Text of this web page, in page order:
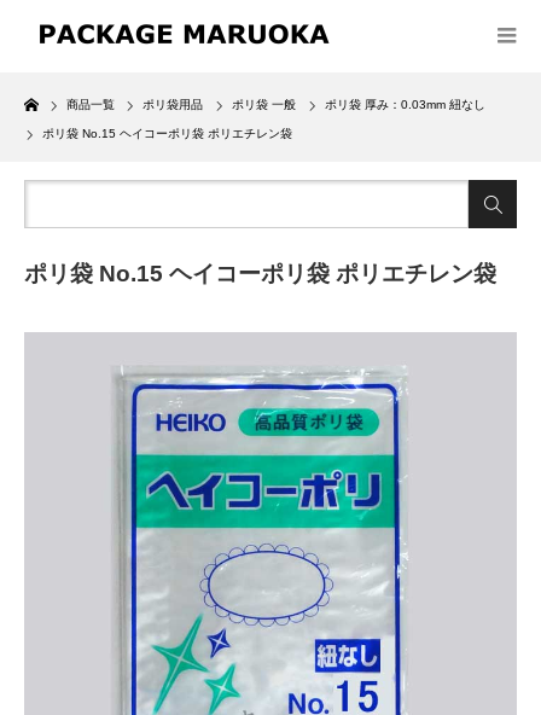
Home
商品一覧 ポリ袋用品 ポリ袋 一般 ポリ袋 厚み：0.03mm 紐なし
ポリ袋 No.15 ヘイコーポリ袋 ポリエチレン袋
ポリ袋 No.15 ヘイコーポリ袋 ポリエチレン袋